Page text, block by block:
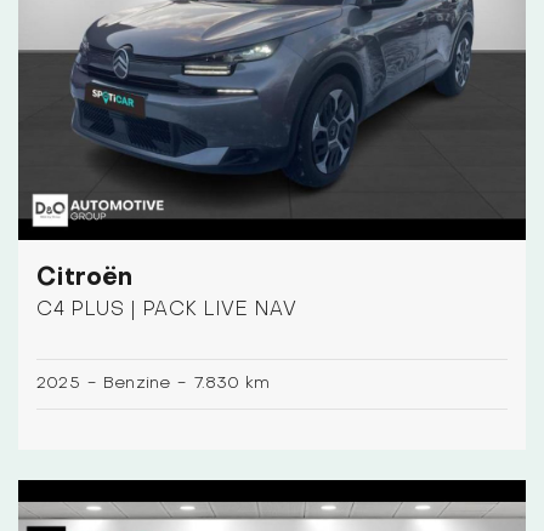
Citroën
C4 PLUS | PACK LIVE NAV
2025 - Benzine - 7.830 km